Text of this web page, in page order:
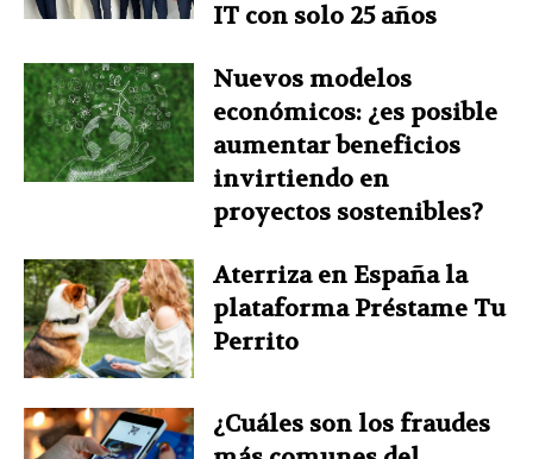
IT con solo 25 años
Nuevos modelos
económicos: ¿es posible
aumentar beneficios
invirtiendo en
proyectos sostenibles?
Aterriza en España la
plataforma Préstame Tu
Perrito
¿Cuáles son los fraudes